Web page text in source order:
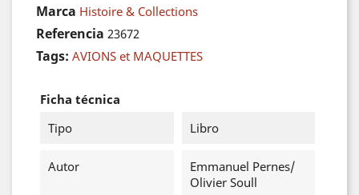
Marca Histoire & Collections
Referencia 23672
Tags: AVIONS et MAQUETTES
Ficha técnica
Tipo
Libro
Autor
Emmanuel Pernes/
Olivier Soull